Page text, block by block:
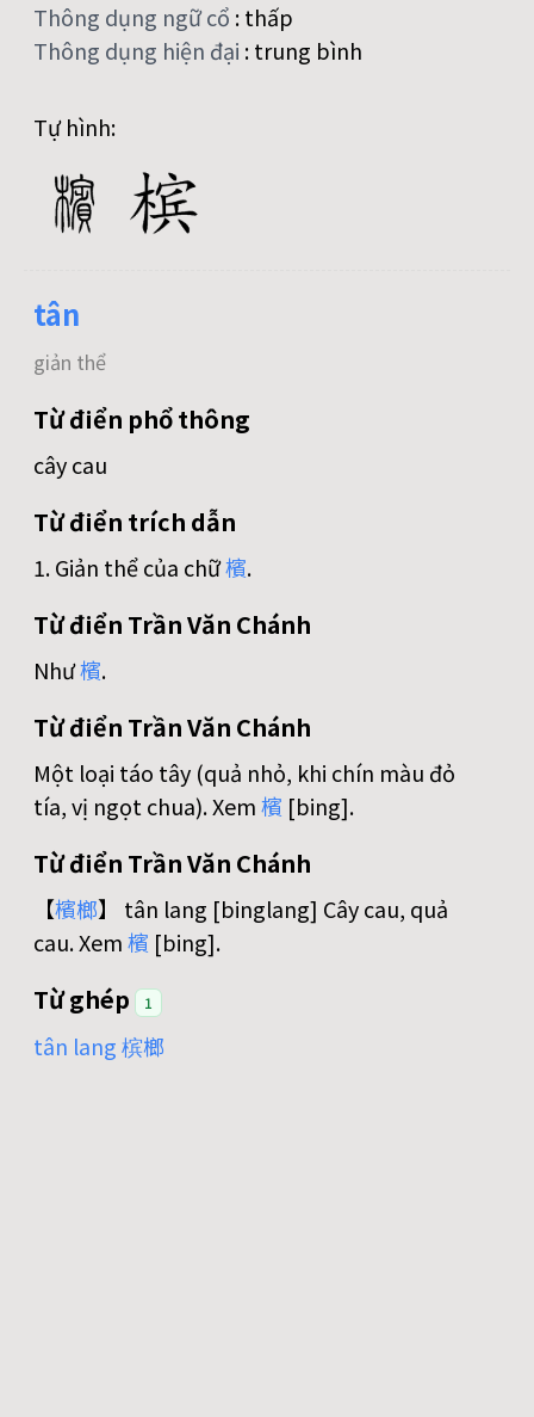
Thông dụng ngữ cổ :thấp
Thông dụng hiện đại :trung bình
Tự hình:
tân
giản thể
Từ điển phổ thông
cây cau
Từ điển trích dẫn
1. Giản thể của chữ檳.
Từ điển Trần Văn Chánh
Như檳.
Từ điển Trần Văn Chánh
Một loại táo tây (quả nhỏ, khi chín màu đỏ
tía, vị ngọt chua). Xem檳 [bing].
Từ điển Trần Văn Chánh
【檳榔】 tân lang [binglang] Cây cau, quả
cau. Xem檳 [bing].
Từ ghép 1
tân lang 槟榔